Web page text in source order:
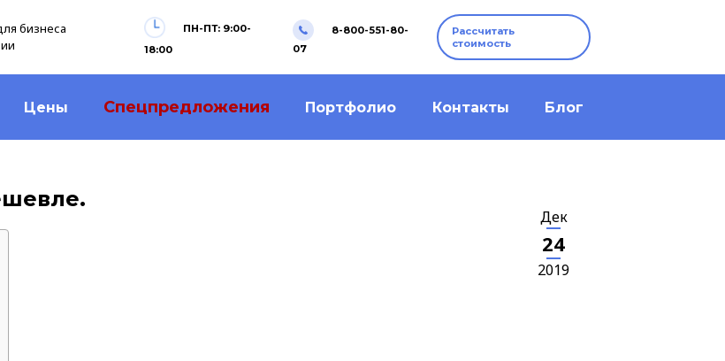
бизнеса
ПН-ПТ: 9:00-
18:00
8-800-551-80-
07
Рассчитать
стоимость
Цены Спецпредложения Портфолио Контакты Блог
Дек
24
2019